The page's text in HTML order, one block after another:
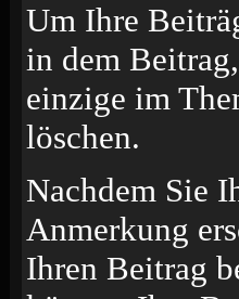
Um Ihre
in dem
einzige im
löschen.
Nachdem Sie
Anmerkung
Ihren Beitrag